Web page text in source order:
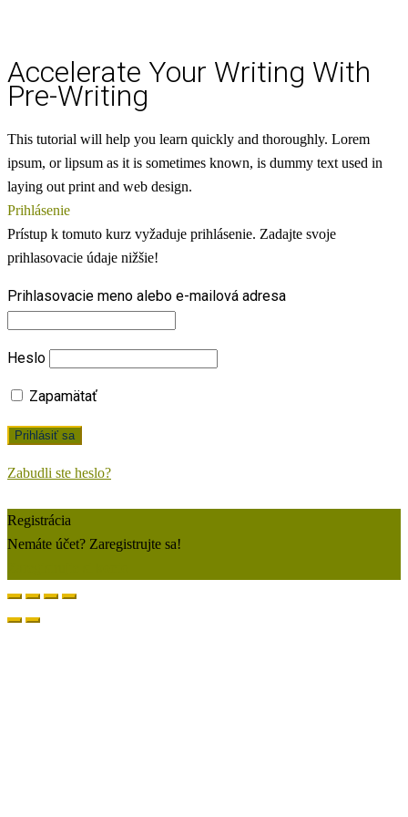
Accelerate Your Writing With
Pre-Writing
This tutorial will help you learn quickly and thoroughly. Lorem
ipsum, or lipsum as it is sometimes known, is dummy text used in
laying out print and web design.
Prihlásenie
Prístup k tomuto kurz vyžaduje prihlásenie. Zadajte svoje
prihlasovacie údaje nižšie!
Prihlasovacie meno alebo e-mailová adresa
Heslo
Zapamätať
Zabudli ste heslo?
Registrácia
Nemáte účet? Zaregistrujte sa!